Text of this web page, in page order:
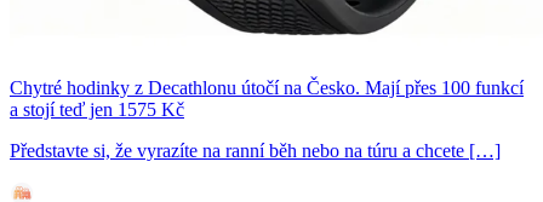
Chytré hodinky z Decathlonu útočí na Česko. Mají přes 100 funkcí
a stojí teď jen 1575 Kč
Představte si, že vyrazíte na ranní běh nebo na túru a chcete […]